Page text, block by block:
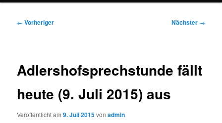
Beitragsnavigation
← Vorheriger Nächster →
Adlershofsprechstunde fällt
heute (9. Juli 2015) aus
Veröffentlicht am9. Juli 2015vonadmin